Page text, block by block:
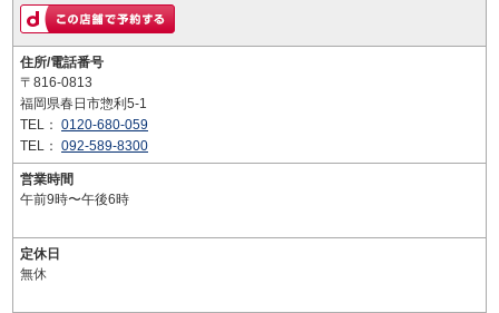
住所/電話番号
〒816-0813
福岡県春日市惣利5-1
TEL： 0120-680-059
TEL： 092-589-8300
営業時間
午前9時〜午後6時
定休日
無休